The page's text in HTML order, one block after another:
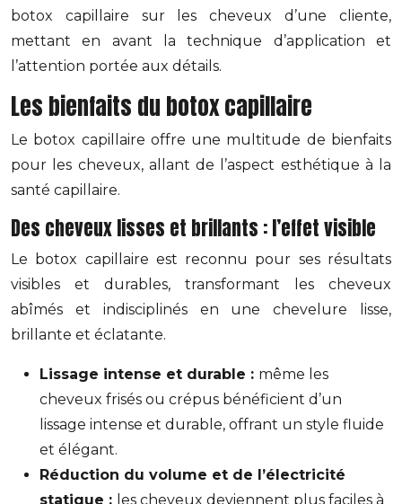
botox capillaire sur les cheveux d’une cliente,
mettant en avant la technique d’application et
l’attention portée aux détails.
Les bienfaits du botox capillaire
Le botox capillaire offre une multitude de bienfaits
pour les cheveux, allant de l’aspect esthétique à la
santé capillaire.
Des cheveux lisses et brillants : l’effet visible
Le botox capillaire est reconnu pour ses résultats
visibles et durables, transformant les cheveux
abîmés et indisciplinés en une chevelure lisse,
brillante et éclatante.
Lissage intense et durable : même les
cheveux frisés ou crépus bénéficient d’un
lissage intense et durable, offrant un style fluide
et élégant.
Réduction du volume et de l’électricité
statique : les cheveux deviennent plus faciles à